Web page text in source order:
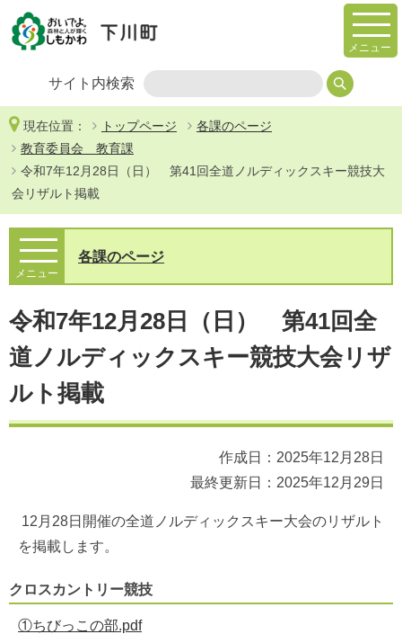
メニュー
サイト内検索
現在位置： トップページ
各課のページ
教育委員会 教育課
令和7年12月28日（日） 第41回全道ノルディックスキー競技大
会リザルト掲載
令和7年12月28日（日） 第41回全
道ノルディックスキー競技大会リザ
ルト掲載
作成日：2025年12月28日
最終更新日：2025年12月29日
12月28日開催の全道ノルディックスキー大会のリザルト
を掲載します。
クロスカントリー競技
①ちびっこの部.pdf
メニュー
各課のページ